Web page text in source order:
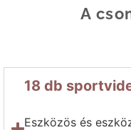
A
18 db
Eszközös és